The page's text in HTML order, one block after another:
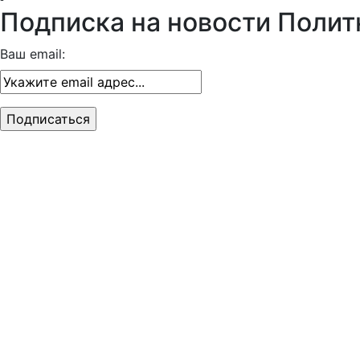
Подписка на новости
Ваш email: